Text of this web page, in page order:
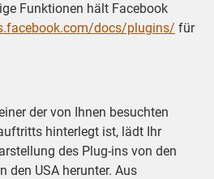
Funktionen hält Facebook
docs/plugins/ für
der von Ihnen besuchten
hinterlegt ist, lädt Ihr
des Plug-ins von den
den USA herunter. Aus